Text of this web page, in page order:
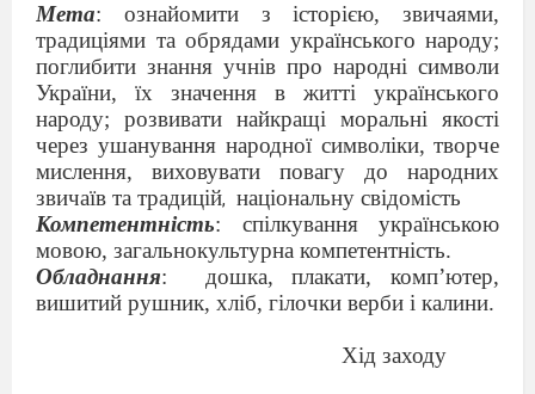
Мета: ознайомити з історією, звичаями,
традиціями та обрядами українського народу;
поглибити знання учнів про народні символи
України, їх значення в житті українського
народу; розвивати найкращі моральні якості
через ушанування народної символіки, творче
мислення, виховувати повагу до народних
звичаїв та традицій, національну свідомість
Компетентність: спілкування українською
мовою, загальнокультурна компетентність.
Обладнання:
дошка, плакати, комп’ютер,
вишитий рушник, хліб, гілочки верби і калини.
Хід заходу